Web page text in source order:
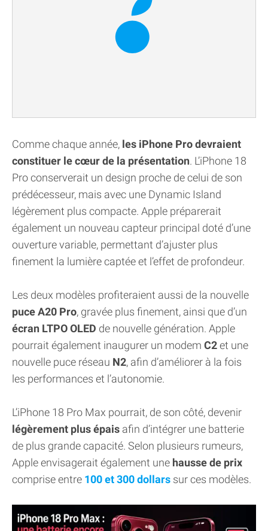
Comme chaque année, les iPhone Pro devraient
constituer le cœur de la présentation. L’iPhone 18
Pro conserverait un design proche de celui de son
prédécesseur, mais avec une Dynamic Island
légèrement plus compacte. Apple préparerait
également un nouveau capteur principal doté d’une
ouverture variable, permettant d’ajuster plus
finement la lumière captée et l’effet de profondeur.
Les deux modèles profiteraient aussi de la nouvelle
puce A20 Pro, gravée plus finement, ainsi que d’un
écran LTPO OLED de nouvelle génération. Apple
pourrait également inaugurer un modem C2et une
nouvelle puce réseau N2, afin d’améliorer à la fois
les performances et l’autonomie.
L’iPhone 18 Pro Max pourrait, de son côté, devenir
légèrement plus épais afin d’intégrer une batterie
de plus grande capacité. Selon plusieurs rumeurs,
Apple envisagerait également une hausse de prix
comprise entre 100 et 300 dollars sur ces modèles.